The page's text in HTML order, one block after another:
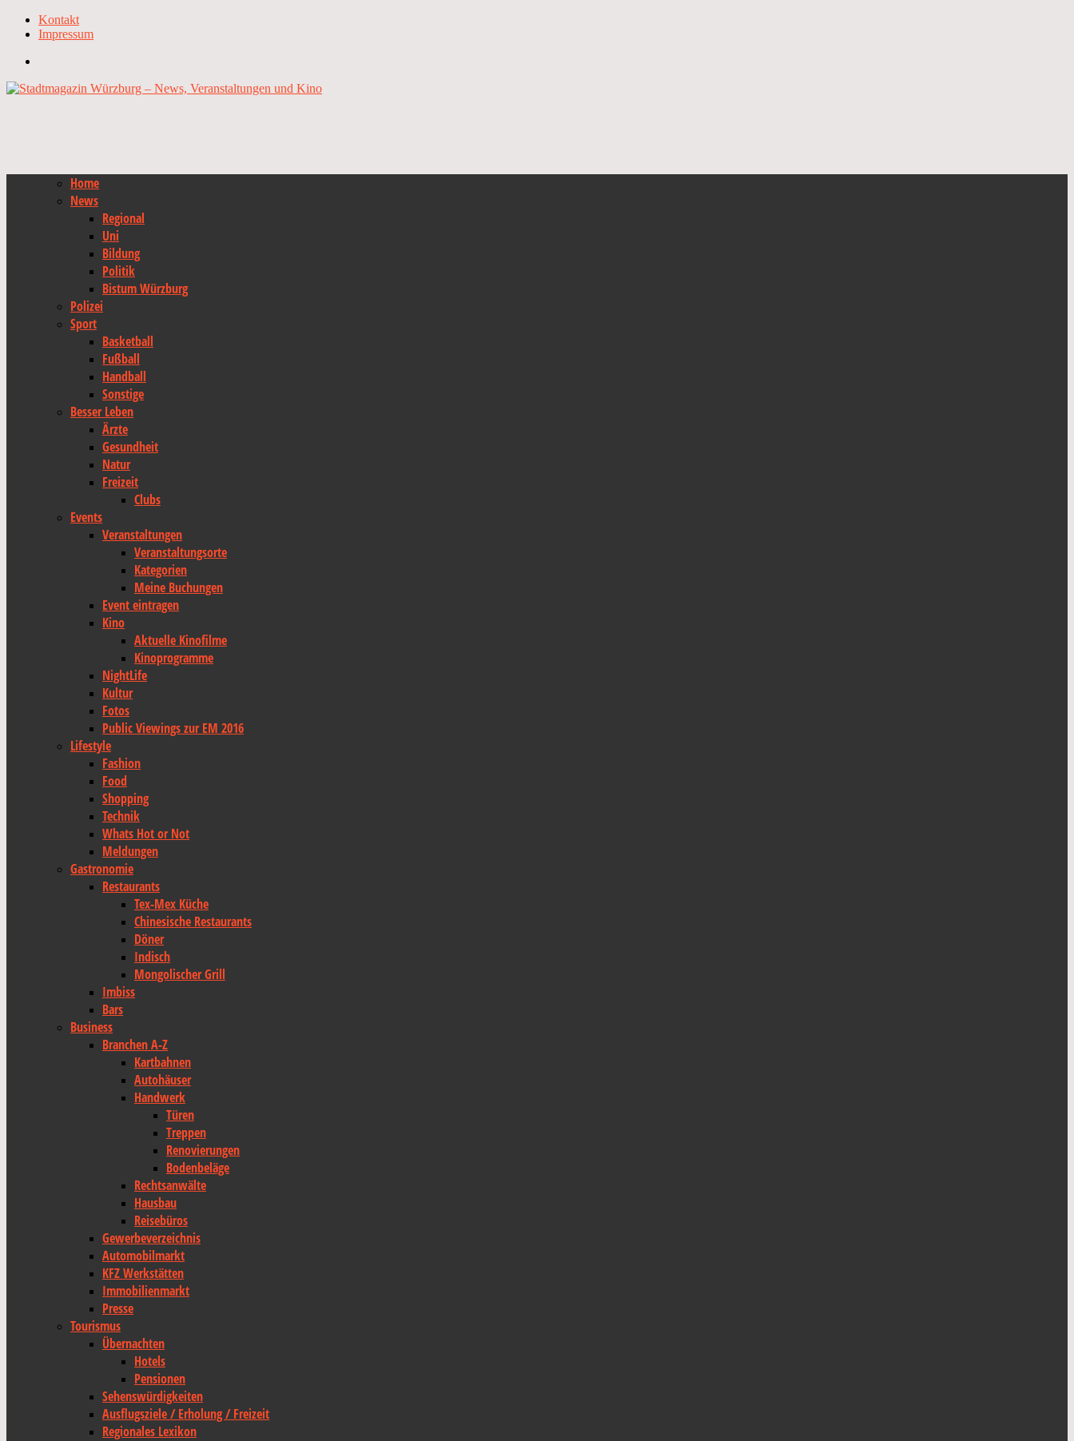
Kontakt
Impressum
Home
News
Regional
Uni
Bildung
Politik
Bistum Würzburg
Polizei
Sport
Basketball
Fußball
Handball
Sonstige
Besser Leben
Ärzte
Gesundheit
Natur
Freizeit
Clubs
Events
Veranstaltungen
Veranstaltungsorte
Kategorien
Meine Buchungen
Event eintragen
Kino
Aktuelle Kinofilme
Kinoprogramme
NightLife
Kultur
Fotos
Public Viewings zur EM 2016
Lifestyle
Fashion
Food
Shopping
Technik
Whats Hot or Not
Meldungen
Gastronomie
Restaurants
Tex-Mex Küche
Chinesische Restaurants
Döner
Indisch
Mongolischer Grill
Imbiss
Bars
Business
Branchen A-Z
Kartbahnen
Autohäuser
Handwerk
Türen
Treppen
Renovierungen
Bodenbeläge
Rechtsanwälte
Hausbau
Reisebüros
Gewerbeverzeichnis
Automobilmarkt
KFZ Werkstätten
Immobilienmarkt
Presse
Tourismus
Übernachten
Hotels
Pensionen
Sehenswürdigkeiten
Ausflugsziele / Erholung / Freizeit
Regionales Lexikon